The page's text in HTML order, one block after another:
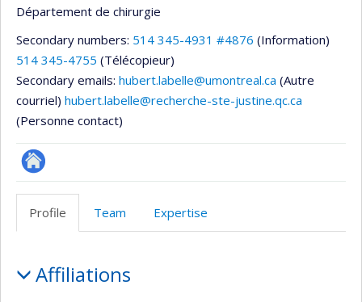
Département de chirurgie
Secondary numbers: 514 345-4931 #4876 (Information)
514 345-4755 (Télécopieur)
Secondary emails: hubert.labelle@umontreal.ca (Autre
courriel) hubert.labelle@recherche-ste-justine.qc.ca
(Personne contact)
Site
recherche
Profile Team Expertise
Affiliations